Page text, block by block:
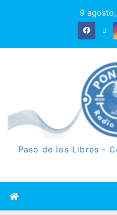
9
Paso de los Libres -